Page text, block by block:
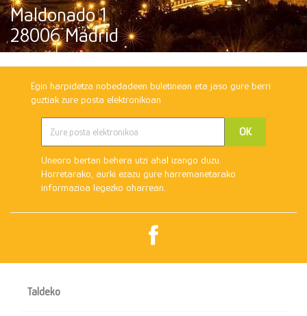
Maldonado 1
28006 Madrid
Egin harpidetza nobedadeen buletinean eta jaso gure berri
guztiak zure posta elektronikoan
Uneoro bertan behera utzi ahal izango duzu.
Horretarako, aurki ezazu gure harremanetarako
informazioa legezko oharrean.
Taldeko